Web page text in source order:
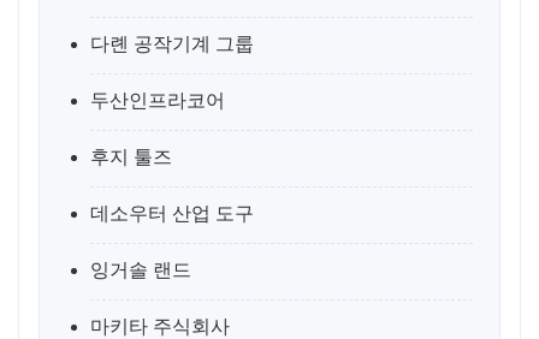
다롄 공작기계 그룹
두산인프라코어
후지 툴즈
데소우터 산업 도구
잉거솔 랜드
마키타 주식회사